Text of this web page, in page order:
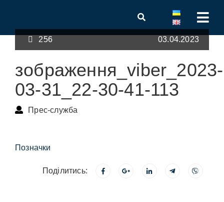
256 03.04.2023
зображення_viber_2023-
03-31_22-30-41-113
Прес-служба
Позначки
Поділитись: